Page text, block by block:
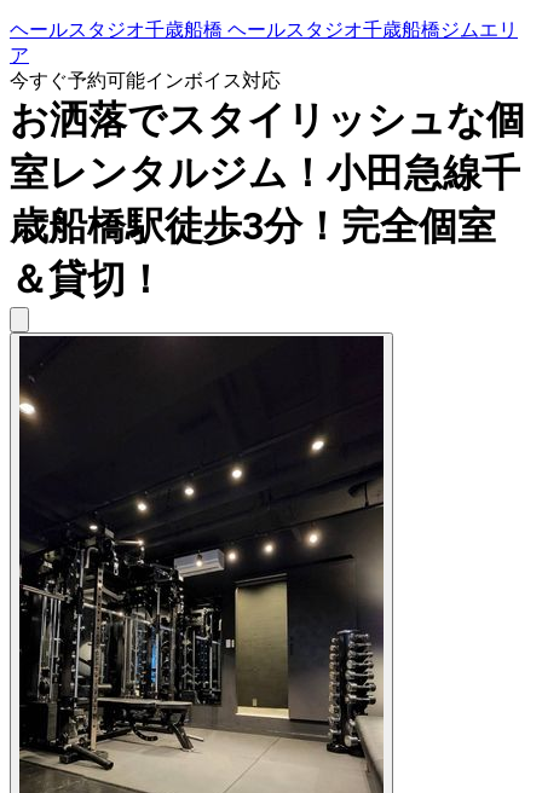
ヘールスタジオ千歳船橋 ヘールスタジオ千歳船橋ジムエリ
ア
今すぐ予約可能インボイス対応
お洒落でスタイリッシュな個
室レンタルジム！小田急線千
歳船橋駅徒歩3分！完全個室
＆貸切！